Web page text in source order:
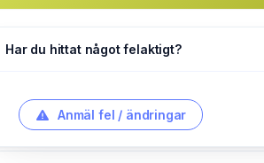
Har du hittat något felaktigt?
Anmäl fel / ändringar